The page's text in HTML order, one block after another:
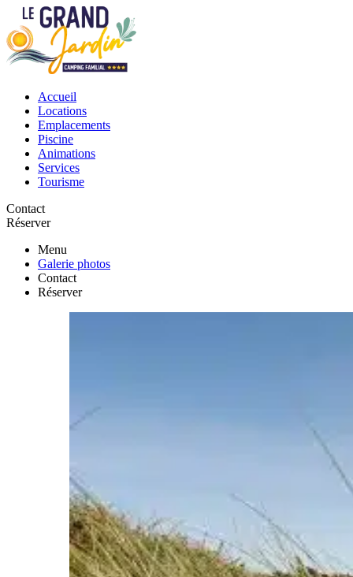
Accueil
Locations
Emplacements
Piscine
Animations
Services
Tourisme
Contact
Réserver
Menu
Galerie photos
Contact
Réserver